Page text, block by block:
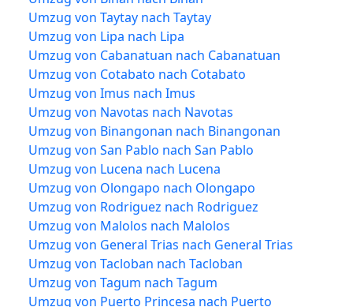
Umzug von Taytay nach Taytay
Umzug von Lipa nach Lipa
Umzug von Cabanatuan nach Cabanatuan
Umzug von Cotabato nach Cotabato
Umzug von Imus nach Imus
Umzug von Navotas nach Navotas
Umzug von Binangonan nach Binangonan
Umzug von San Pablo nach San Pablo
Umzug von Lucena nach Lucena
Umzug von Olongapo nach Olongapo
Umzug von Rodriguez nach Rodriguez
Umzug von Malolos nach Malolos
Umzug von General Trias nach General Trias
Umzug von Tacloban nach Tacloban
Umzug von Tagum nach Tagum
Umzug von Puerto Princesa nach Puerto